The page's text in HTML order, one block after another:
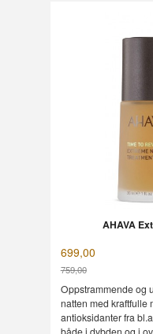
AHAVA
699,00
759,00
Rabatt
Oppstrammende og
natten med kraftfulle
antioksidanter fra